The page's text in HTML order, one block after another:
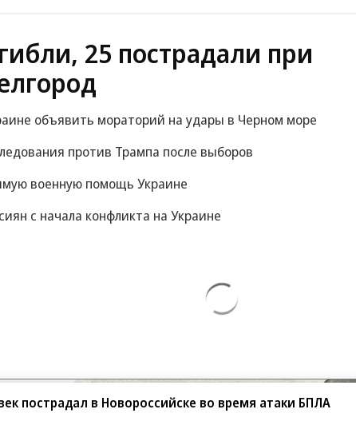
25 пострадали при
объявить мораторий на удары в Черном море
против Трампа после выборов
военную помощь Украине
с начала конфликта на Украине
пострадал в Новороссийске во время атаки БПЛА